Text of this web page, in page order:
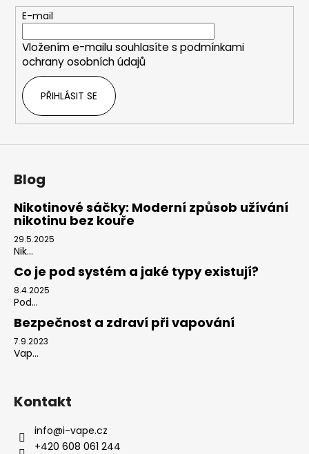
E-mail
Vložením e-mailu souhlasíte s podmínkami
ochrany osobních údajů
PŘIHLÁSIT SE
Blog
Nikotinové sáčky: Moderní způsob užívání
nikotinu bez kouře
29.5.2025
Nik...
Co je pod systém a jaké typy existují?
8.4.2025
Pod...
Bezpečnost a zdraví při vapování
7.9.2023
Vap...
Kontakt
info@i-vape.cz
+420 608 061 244